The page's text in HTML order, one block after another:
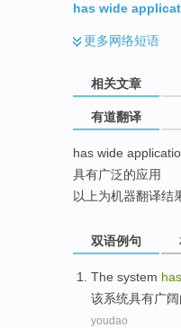
has wide
更多网络短语
相关文章
有道翻译
has wide
具有广泛的应用
以上为机器翻译结
双语例句
The system has
该系统具有广阔
youdao